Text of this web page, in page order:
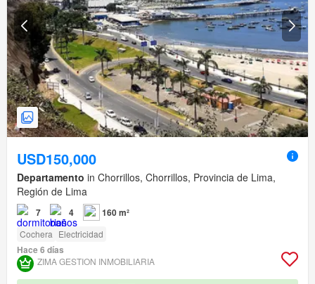
USD150,000
Departamento in Chorrillos, Chorrillos, Provincia de Lima,
Región de Lima
7 4 160 m²
Cochera Electricidad
Hace 6 días
ZIMA GESTION INMOBILIARIA